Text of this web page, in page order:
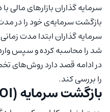
سرمایه گذاران بازارهای مالی
بازگشت سرمایه‌ی خود را در
سرمایه گذاران ابتدا مدت
شد را محاسبه کرده و سپس
در ادامه قصد دارد روش‌های
را بررسی کند.
بازگشت سرمایه (ROI) چیست؟